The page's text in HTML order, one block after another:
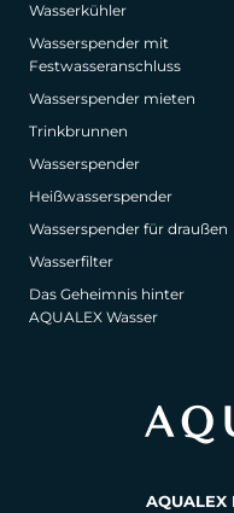
Wasserkühler
Wasserspender mit
Festwasseranschluss
Wasserspender mieten
Trinkbrunnen
Wasserspender
Heißwasserspender
Wasserspender für draußen
Wasserfilter
Das Geheimnis hinter
AQUALEX Wasser